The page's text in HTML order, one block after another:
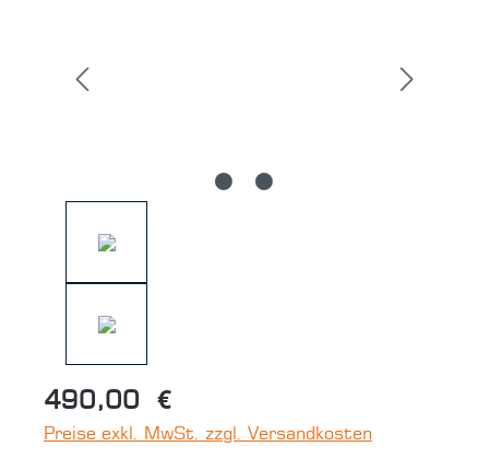
490,00 €
Preise exkl. MwSt. zzgl. Versandkosten